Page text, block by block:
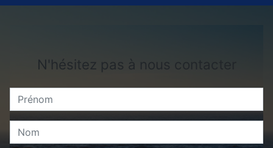
N'hésitez pas à nous contacter